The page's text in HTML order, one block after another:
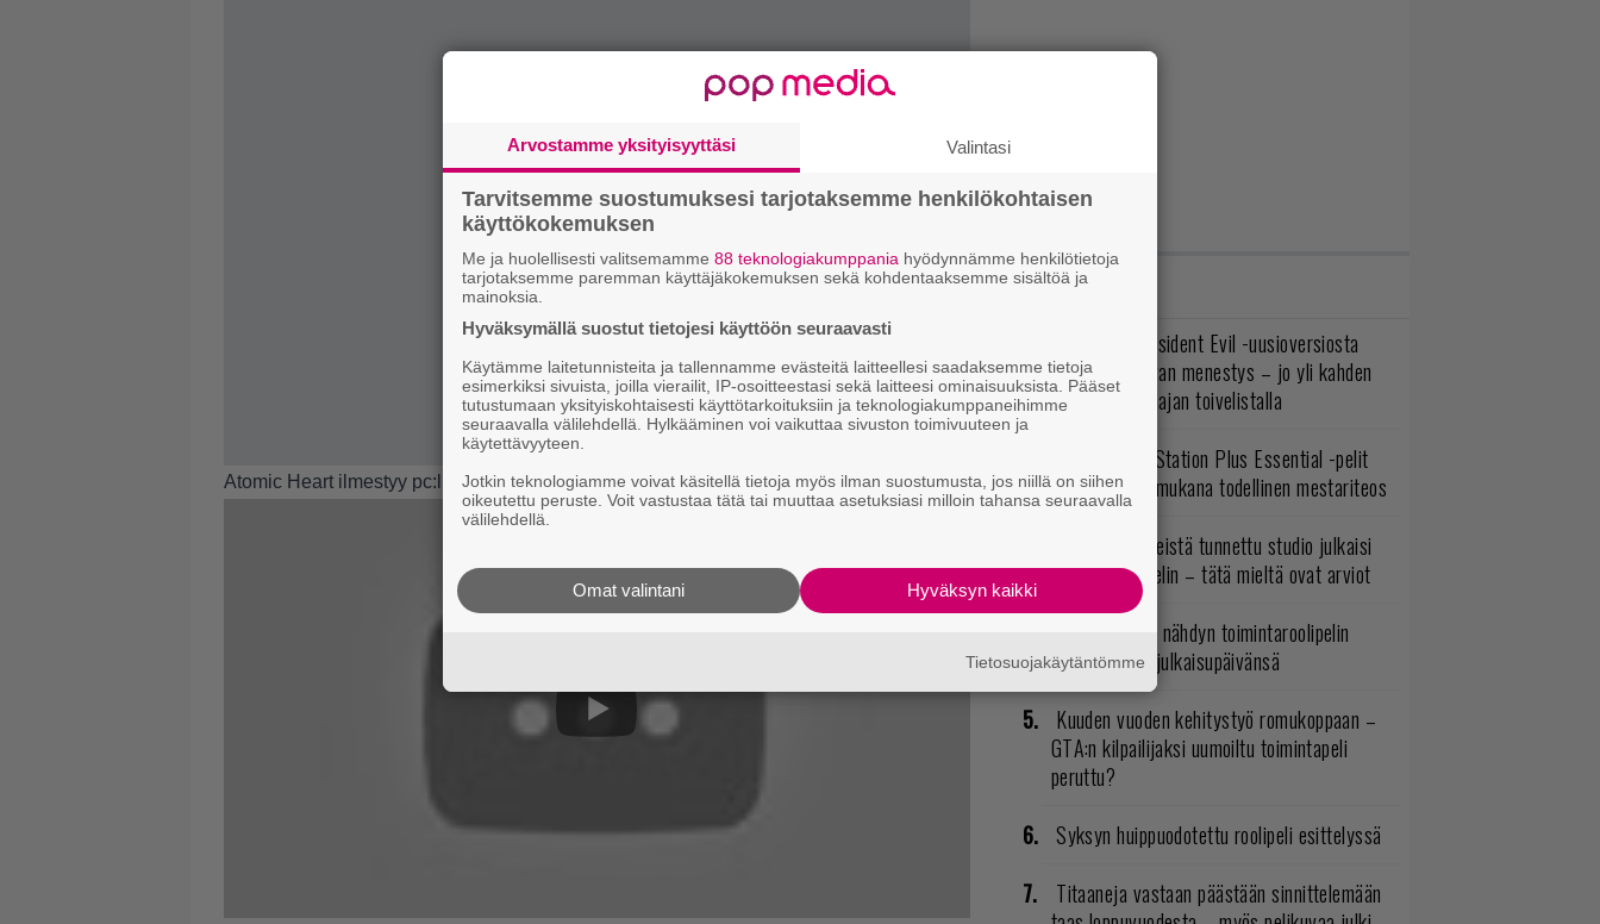
Atomic Heart ilmestyy pc:lle, PS4:lle sekä Xbox Onelle myöhemmin tänä vuonna.
LUETUIMMAT JUTUT
Tulevasta Resident Evil -uusioversiosta
näyttäisi tulevan menestys – jo yli kahden
miljoonan pelaajan toivelistalla
Elokuun PlayStation Plus Essential -pelit
ilmestyivät – mukana todellinen mestariteos
Pokémon-peleistä tunnettu studio julkaisi
toimintaroolipelin – tätä mieltä ovat arviot
Vuonna 2018 nähdyn toimintaroolipelin
jatko-osa sai julkaisupäivänsä
Kuuden vuoden kehitystyö romukoppaan –
GTA:n kilpailijaksi uumoiltu toimintapeli
peruttu?
Syksyn huippuodotettu roolipeli esittelyssä
Titaaneja vastaan päästään sinnittelemään
Arvostamme yksityisyyttäsi Valintasi
Tarvitsemme suostumuksesi tarjotaksemme henkilökohtaisen
käyttökokemuksen
Me ja huolellisesti valitsemamme 88 teknologiakumppania hyödynnämme henkilötietoja
tarjotaksemme paremman käyttäjäkokemuksen sekä kohdentaaksemme sisältöä ja
mainoksia.
Hyväksymällä suostut tietojesi käyttöön seuraavasti
Käytämme laitetunnisteita ja tallennamme evästeitä laitteellesi saadaksemme tietoja
esimerkiksi sivuista, joilla vierailit, IP-osoitteestasi sekä laitteesi ominaisuuksista. Pääset
tutustumaan yksityiskohtaisesti käyttötarkoituksiin ja teknologiakumppaneihimme
seuraavalla välilehdellä. Hylkääminen voi vaikuttaa sivuston toimivuuteen ja
käytettävyyteen.
Jotkin teknologiamme voivat käsitellä tietoja myös ilman suostumusta, jos niillä on siihen
oikeutettu peruste. Voit vastustaa tätä tai muuttaa asetuksiasi milloin tahansa seuraavalla
välilehdellä.
Hyväksyn kaikki
Omat valintani
Tietosuojakäytäntömme